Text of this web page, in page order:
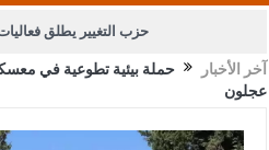
حزب التغيير يطلق
الجيش يفتح باب التجنيد لحملة آخر الأخبار
حملة بيئية تطوعية في
عجلون